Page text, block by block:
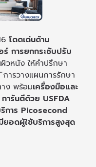
โดดเด่นด้าน
การยกกระชับปรับ
วหนัง ให้คำปรึกษา
การวางแผนการรักษา
ง พร้อมเครื่องมือและ
การันตีด้วย USFDA
ริการ Picosecond
อดผู้ใช้บริการสูงสุด